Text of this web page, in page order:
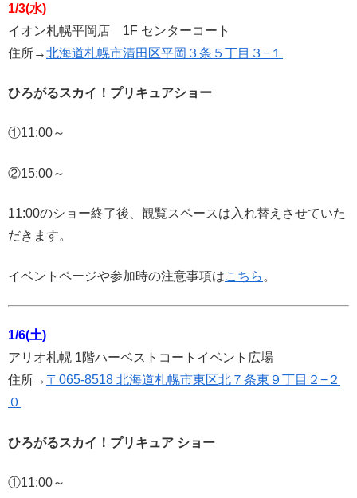
1/3(水)
イオン札幌平岡店 1F センターコート
住所→北海道札幌市清田区平岡３条５丁目３−１
ひろがるスカイ！プリキュアショー
①11:00～
②15:00～
11:00のショー終了後、観覧スペースは入れ替えさせていた
だきます。
イベントページや参加時の注意事項はこちら 。
1/6(土)
アリオ札幌 1階ハーベストコートイベント広場
住所→ 〒065-8518 北海道札幌市東区北７条東９丁目２−２
０
ひろがるスカイ！プリキュア ショー
①11:00～